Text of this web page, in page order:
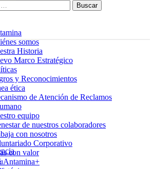
somos
Historia
Marco Estratégico
y Reconocimientos
ética
de Atención de Reclamos
equipo
de nuestros colaboradores
con nosotros
Corporativo
con valor